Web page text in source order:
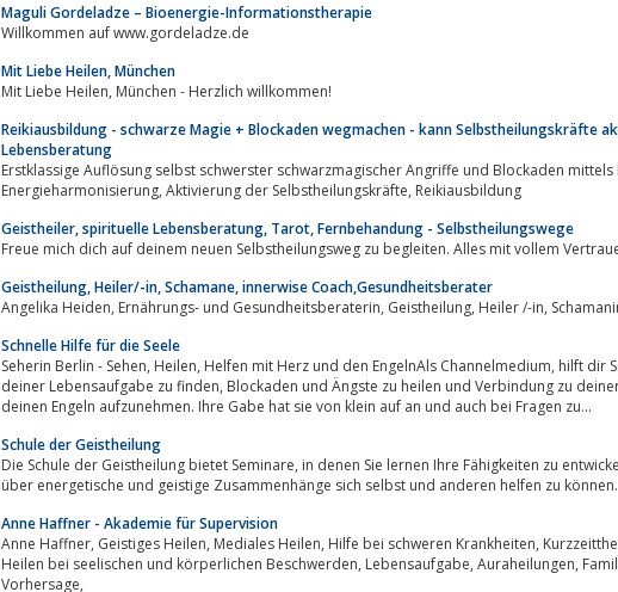
Maguli Gordeladze – Bioenergie-Informationstherapie
Willkommen auf www.gordeladze.de
Mit Liebe Heilen, München
Mit Liebe Heilen, München - Herzlich willkommen!
Reikiausbildung - schwarze Magie + Blockaden wegmachen - kann Selbstheilungskräfte
Lebensberatung
Erstklassige Auflösung selbst schwerster schwarzmagischer Angriffe und Blockaden
Energieharmonisierung, Aktivierung der Selbstheilungskräfte, Reikiausbildung
Geistheiler, spirituelle Lebensberatung, Tarot, Fernbehandung - Selbstheilungswege
Freue mich dich auf deinem neuen Selbstheilungsweg zu begleiten. Alles mit vollem
Geistheilung, Heiler/-in, Schamane, innerwise Coach,Gesundheitsberater
Schnelle Hilfe für die Seele
Seherin Berlin - Sehen, Heilen, Helfen mit Herz und den EngelnAls Channelmedium, hilft dir Sabrina dein Karma zu lösen, zu
deiner Lebensaufgabe zu finden, Blockaden und Ängste zu heilen und Verbindung zu deiner Seele, anderen Seelen und
deinen Engeln aufzunehmen. Ihre Gabe hat sie von klein auf an und auch bei Fragen zu...
Schule der Geistheilung
Die Schule der Geistheilung bietet Seminare, in denen Sie lernen Ihre Fähigkeiten zu entwickeln um mit Hilfe eines Wissens
über energetische und geistige Zusammenhänge sich selbst und anderen helfen zu können.
Anne Haffner - Akademie für Supervision
Anne Haffner, Geistiges Heilen, Mediales Heilen, Hilfe bei schweren Krankheiten, Kurzzeittherapie, Inkarnationstherapie,
Heilen bei seelischen und körperlichen Beschwerden, Lebensaufgabe, Auraheilungen, Familienstellen, Hellsichtige
Vorhersage,